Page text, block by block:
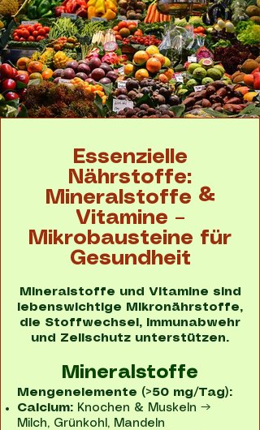
Essenzielle
Nährstoffe:
Mineralstoffe &
Vitamine –
Mikrobausteine für
Gesundheit
Mineralstoffe und Vitamine sind
lebenswichtige Mikronährstoffe,
die Stoffwechsel, Immunabwehr
und Zellschutz unterstützen.
Mineralstoffe
Mengenelemente (>50 mg/Tag):
Calcium: Knochen & Muskeln →
Milch, Grünkohl, Mandeln